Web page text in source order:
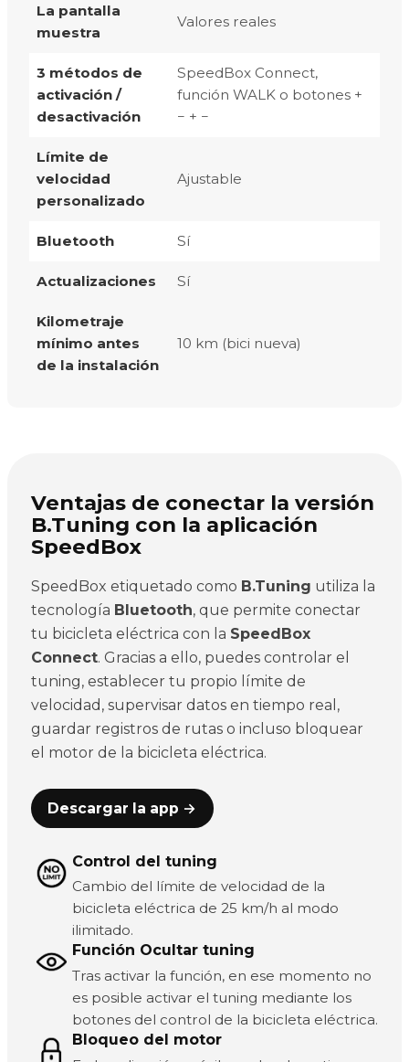
La pantalla
muestra
Valores reales
3 métodos de
activación /
desactivación
SpeedBox Connect,
función WALK o botones +
− + −
Límite de
velocidad
personalizado
Ajustable
Bluetooth Sí
Actualizaciones Sí
Kilometraje
mínimo antes
de la instalación
10 km (bici nueva)
Ventajas de conectar la versión
B.Tuning con la aplicación
SpeedBox
SpeedBox etiquetado como B.Tuning utiliza la
tecnología Bluetooth, que permite conectar
tu bicicleta eléctrica con la SpeedBox
Connect. Gracias a ello, puedes controlar el
tuning, establecer tu propio límite de
velocidad, supervisar datos en tiempo real,
guardar registros de rutas o incluso bloquear
el motor de la bicicleta eléctrica.
Descargar la app →
Control del tuning
Cambio del límite de velocidad de la
bicicleta eléctrica de 25 km/h al modo
ilimitado.
Función Ocultar tuning
Tras activar la función, en ese momento no
es posible activar el tuning mediante los
botones del control de la bicicleta eléctrica.
Bloqueo del motor